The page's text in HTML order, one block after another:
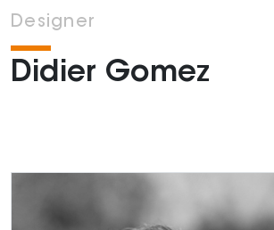
Designer
Didier Gomez